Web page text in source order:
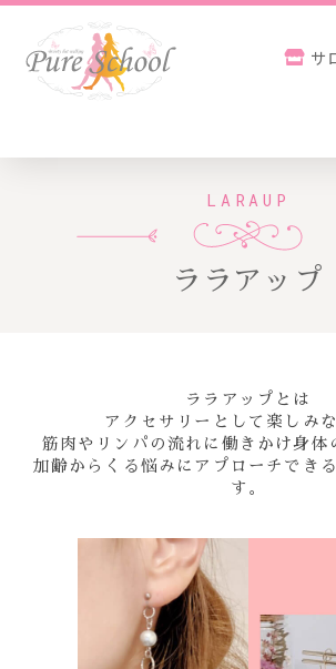
サ
お申込・スケジュール
LARAUP
ララアップ
ララアップとは
アクセサリーとして楽しみな
筋肉やリンパの流れに働きかけ身体
加齢からくる悩みにアプローチでき
す。